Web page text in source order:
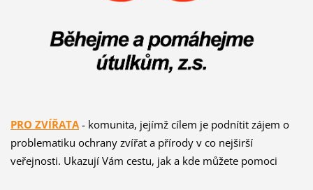
PRO ZVÍŘATA- komunita, jejímž cílem je podnítit zájem o
problematiku ochrany zvířat a přírody v co nejširší
veřejnosti. Ukazují Vám cestu, jak a kde můžete pomoci